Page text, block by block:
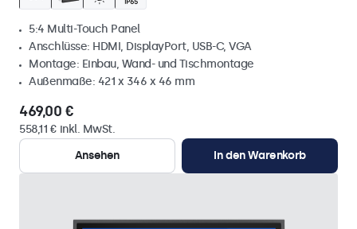
5:4 Multi-Touch Panel
Anschlüsse: HDMI, DisplayPort, USB-C, VGA
Montage: Einbau, Wand- und Tischmontage
Außenmaße: 421 x 346 x 46 mm
469,00 €
558,11 € inkl. MwSt.
Ansehen
In den Warenkorb